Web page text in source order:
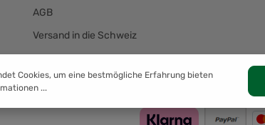
AGB
Versand in die Schweiz
Versand & Zahlung
Cookies, um eine bestmögliche Erfahrung bieten
...